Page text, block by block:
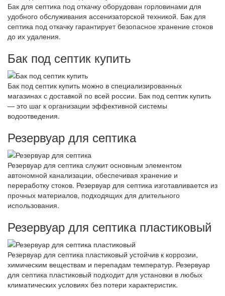
Бак для септика под откачку оборудован горловинами для
удобного обслуживания ассенизаторской техникой. Бак для
септика под откачку гарантирует безопасное хранение стоков
до их удаления.
Бак под септик купить
Бак под септик купить можно в специализированных
магазинах с доставкой по всей россии. Бак под септик купить
— это шаг к организации эффективной системы
водоотведения.
Резервуар для септика
Резервуар для септика служит основным элементом
автономной канализации, обеспечивая хранение и
переработку стоков. Резервуар для септика изготавливается из
прочных материалов, подходящих для длительного
использования.
Резервуар для септика пластиковый
Резервуар для септика пластиковый устойчив к коррозии,
химическим веществам и перепадам температур. Резервуар
для септика пластиковый подходит для установки в любых
климатических условиях без потери характеристик.